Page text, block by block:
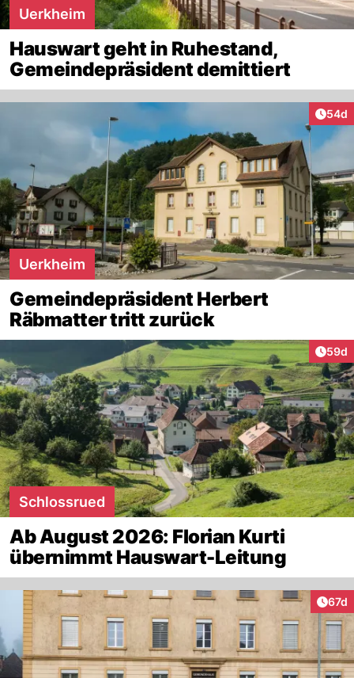
Uerkheim
Hauswart geht in Ruhestand,
Gemeindepräsident demittiert
54d
Uerkheim
Gemeindepräsident Herbert
Räbmatter tritt zurück
59d
Schlossrued
Ab August 2026: Florian Kurti
übernimmt Hauswart-Leitung
67d